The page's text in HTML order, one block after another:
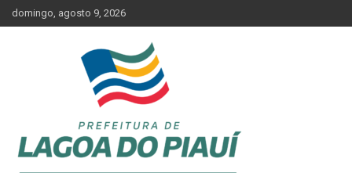
Skip
to
domingo, agosto 9, 2026